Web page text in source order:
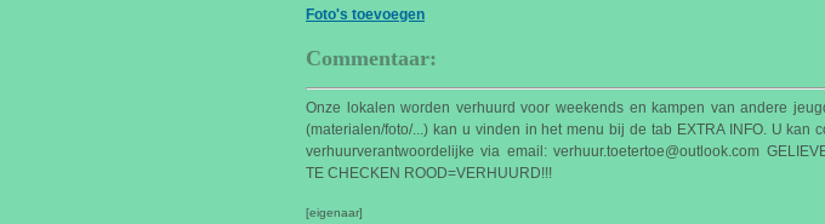
Foto's toevoegen
Commentaar:
Onze lokalen worden verhuurd voor weekends en kampen van andere
(materialen/foto/...) kan u vinden in het menu bij de tab EXTRA INFO. U kan
verhuurverantwoordelijke via email: verhuur.toetertoe@outlook.com
TE CHECKEN ROOD=VERHUURD!!!
[eigenaar]